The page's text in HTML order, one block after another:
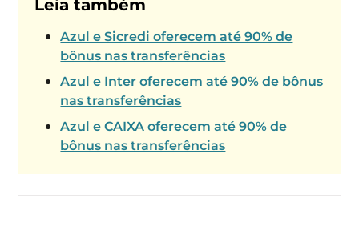
Leia também
Azul e Sicredi oferecem até 90% de
bônus nas transferências
Azul e Inter oferecem até 90% de bônus
nas transferências
Azul e CAIXA oferecem até 90% de
bônus nas transferências